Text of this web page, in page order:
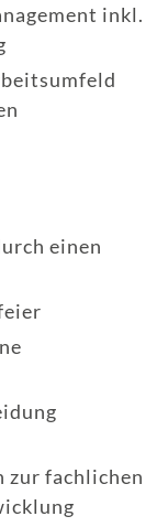
inkl.
einen
fachlichen